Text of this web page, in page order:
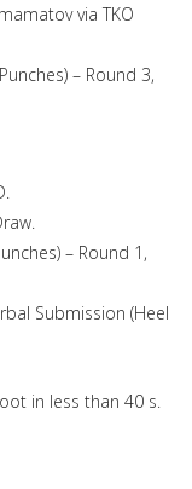
via TKO
– Round 3,
– Round 1,
Submission (Heel
in less than 40 s.